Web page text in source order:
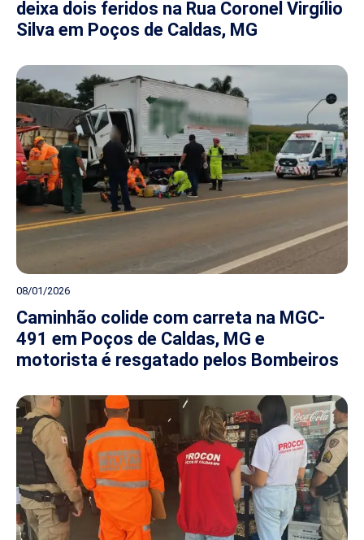
deixa dois feridos na Rua Coronel Virgílio
Silva em Poços de Caldas, MG
08/01/2026
Caminhão colide com carreta na MGC-
491 em Poços de Caldas, MG e
motorista é resgatado pelos Bombeiros